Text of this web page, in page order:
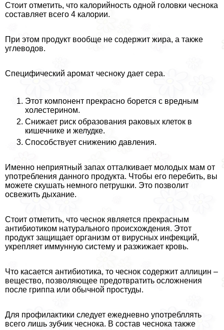
Стоит отметить, что калорийность одной головки чеснока
составляет всего 4 калории.
При этом продукт вообще не содержит жира, а также
углеводов.
Специфический аромат чесноку дает сера.
Этот компонент прекрасно борется с вредным
холестерином.
Снижает риск образования paковых клеток в
кишечнике и желудке.
Способствует снижению давления.
Именно неприятный запах отталкивает молодых мам от
употрeбления данного продукта. Чтобы его перебить, вы
можете скушать немного петрушки. Это позволит
освежить дыхание.
Стоит отметить, что чеснок является прекрасным
антибиотиком натурального происхождения. Этот
продукт защищает организм от вирусных инфекций,
укрепляет иммунную систему и разжижает кровь.
Что касается антибиотика, то чеснок содержит аллицин –
вещество, позволяющее предотвратить осложнения
после гриппа или обычной простуды.
Для профилактики следует ежедневно употрeбллять
всего лишь зубчик чеснока. В состав чеснока также